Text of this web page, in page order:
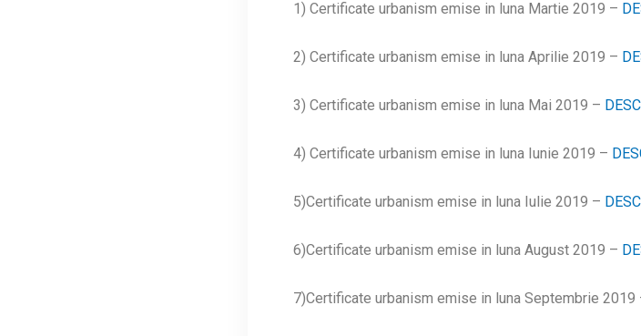
1) Certificate urbanism emise in luna Martie 2019 –
2) Certificate urbanism emise in luna Aprilie 2019 –
3) Certificate urbanism emise in luna Mai 2019 –
4) Certificate urbanism emise in luna Iunie 2019 –
5)Certificate urbanism emise in luna Iulie 2019 –
6)Certificate urbanism emise in luna August 2019 –
7)Certificate urbanism emise in luna Septembrie 2019